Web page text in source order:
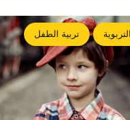
تربية الطفل